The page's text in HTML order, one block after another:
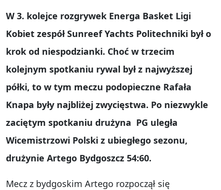
W 3. kolejce rozgrywek Energa Basket Ligi
Kobiet zespół Sunreef Yachts Politechniki był o
krok od niespodzianki. Choć w trzecim
kolejnym spotkaniu rywal był z najwyższej
półki, to w tym meczu podopieczne Rafała
Knapa były najbliżej zwycięstwa. Po niezwykle
zaciętym spotkaniu drużyna PG uległa
Wicemistrzowi Polski z ubiegłego sezonu,
drużynie Artego Bydgoszcz 54:60.
Mecz z bydgoskim Artego rozpoczął się